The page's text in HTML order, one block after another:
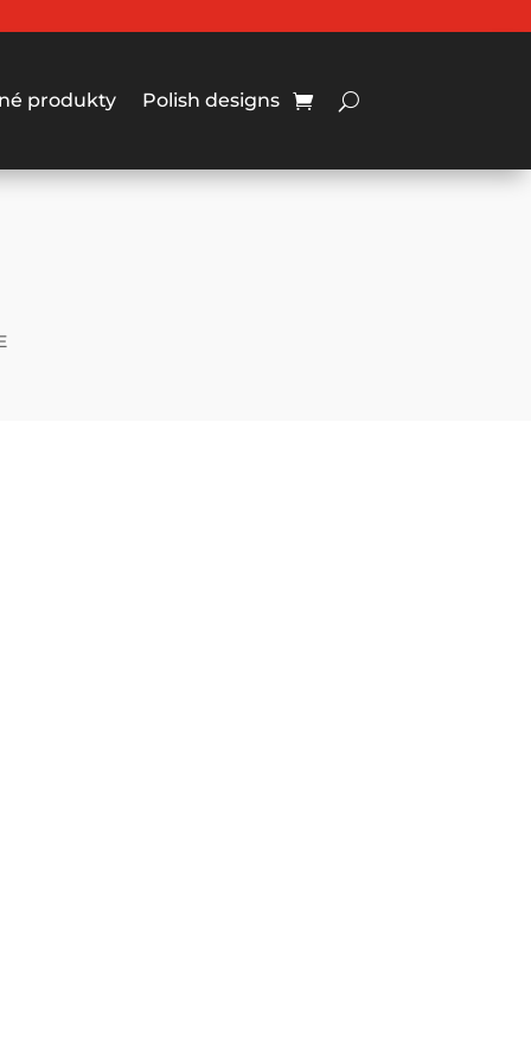
produkty Polish designs